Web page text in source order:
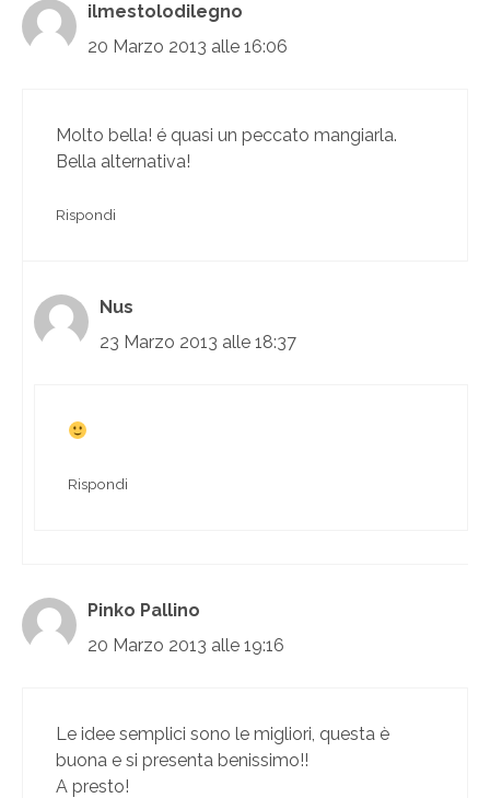
ilmestolodilegno
20 Marzo 2013 alle 16:06
Molto bella! é quasi un peccato mangiarla.
Bella alternativa!
Rispondi
Nus
23 Marzo 2013 alle 18:37
Rispondi
Pinko Pallino
20 Marzo 2013 alle 19:16
Le idee semplici sono le migliori, questa è
buona e si presenta benissimo!!
A presto!